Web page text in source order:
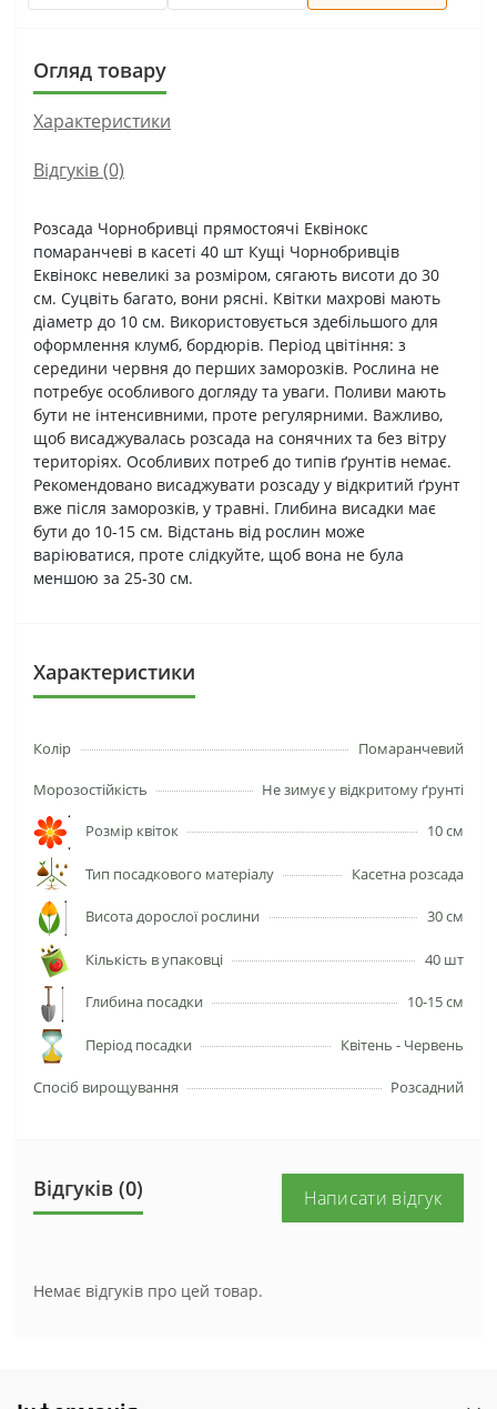
Огляд товару
Характеристики
Відгуків (0)
Розсада Чорнобривці прямостоячі Еквінокс
помаранчеві в касеті 40 шт Кущі Чорнобривців
Еквінокс невеликі за розміром, сягають висоти до 30
см. Суцвіть багато, вони рясні. Квітки махрові мають
діаметр до 10 см. Використовується здебільшого для
оформлення клумб, бордюрів. Період цвітіння: з
середини червня до перших заморозків. Рослина не
потребує особливого догляду та уваги. Поливи мають
бути не інтенсивними, проте регулярними. Важливо,
щоб висаджувалась розсада на сонячних та без вітру
територіях. Особливих потреб до типів ґрунтів немає.
Рекомендовано висаджувати розсаду у відкритий ґрунт
вже після заморозків, у травні. Глибина висадки має
бути до 10-15 см. Відстань від рослин може
варіюватися, проте слідкуйте, щоб вона не була
меншою за 25-30 см.
Характеристики
Колір Помаранчевий
Морозостійкість Не зимує у відкритому ґрунті
Розмір квіток 10 см
Тип посадкового матеріалу Касетна розсада
Висота дорослої рослини 30 см
Кількість в упаковці 40 шт
Глибина посадки 10-15 см
Період посадки Квітень - Червень
Спосіб вирощування Розсадний
Відгуків (0) Написати відгук
Немає відгуків про цей товар.